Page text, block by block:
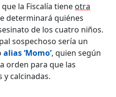
la Fiscalía tiene otra
determinará quiénes
de los cuatro niños.
sospechoso sería un
alias ‘Momo’, quien según
orden para que las
y calcinadas.